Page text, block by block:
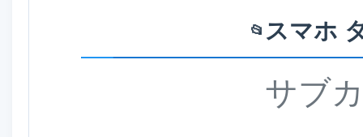
📂 スマホ
サブ